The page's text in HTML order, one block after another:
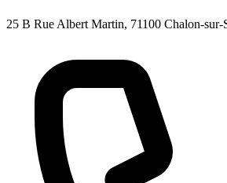
25 B Rue Albert Martin, 71100 Chalon-sur-